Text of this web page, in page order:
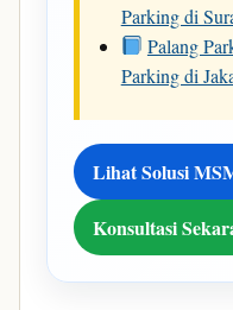
Parking di
Palang
Parking di
Lihat Solusi
Konsultasi